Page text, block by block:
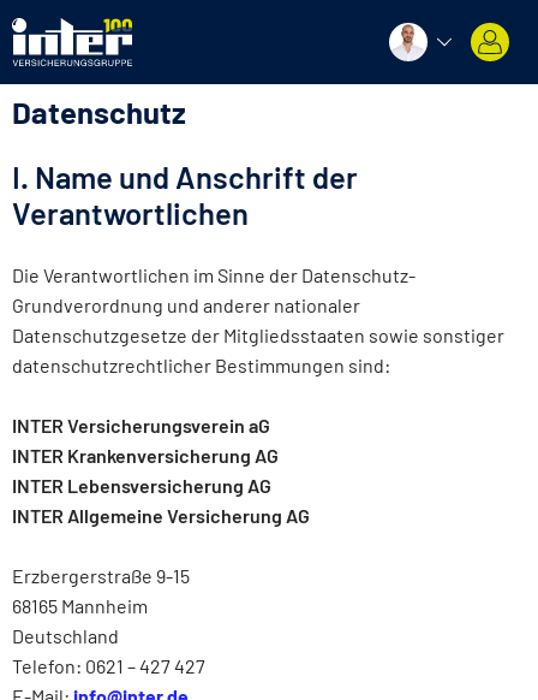
Datenschutz
I. Name und Anschrift der
Verantwortlichen
Die Verantwortlichen im Sinne der Datenschutz-
Grundverordnung und anderer nationaler
Datenschutzgesetze der Mitgliedsstaaten sowie sonstiger
datenschutzrechtlicher Bestimmungen sind:
INTER Versicherungsverein aG
INTER Krankenversicherung AG
INTER Lebensversicherung AG
INTER Allgemeine Versicherung AG
Erzbergerstraße 9-15
68165 Mannheim
Deutschland
Telefon: 0621 – 427 427